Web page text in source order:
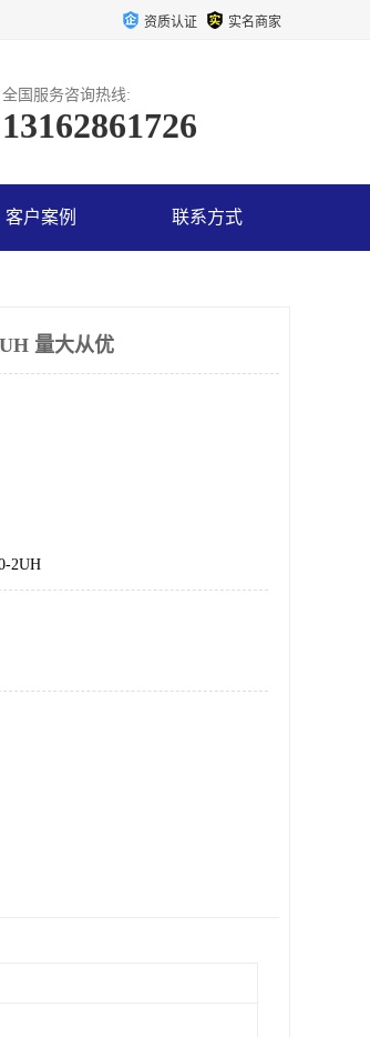
资质认证 实名商家
全国服务咨询热线:
13162861726
客户案例 联系方式
量大从优
2UH